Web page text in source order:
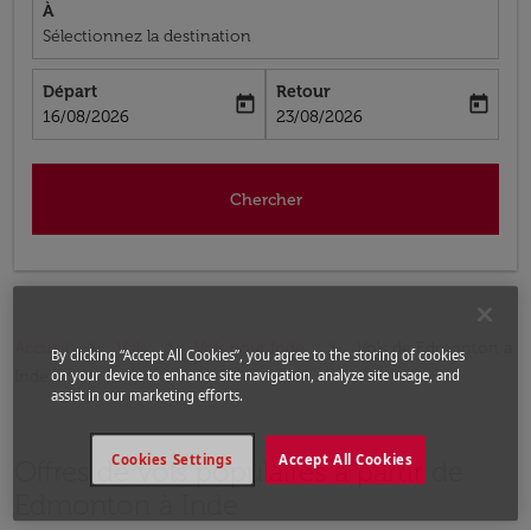
À
Sélectionnez la destination
Départ
fc-booking-departure-date-aria-label
16/08/2026
today
Retour
fc-booking-return-date-aria-label
23/08/2026
today
Chercher
Accueil Vols Vols pour Inde
Vols de Edmonton a
Offres de vols populaires à partir de
By clicking “Accept All Cookies”, you agree to the storing of cookies
on your device to enhance site navigation, analyze site usage, and
assist in our marketing efforts.
Accept All Cookies
Cookies Settings